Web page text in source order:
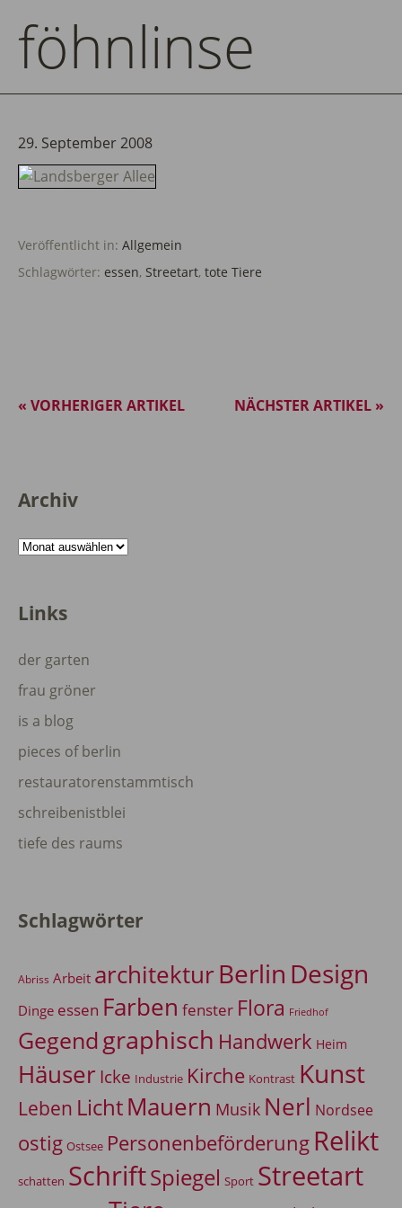
föhnlinse
29. September 2008
Veröffentlicht in: Allgemein
Schlagwörter: essen, Streetart, tote Tiere
NÄCHSTER ARTIKEL »
« VORHERIGER ARTIKEL
Archiv
Archiv
Links
der garten
frau gröner
is a blog
pieces of berlin
restauratorenstammtisch
schreibenistblei
tiefe des raums
Schlagwörter
Abriss Arbeit architekturBerlin Design
Dinge essen Farben fenster Flora Friedhof
Gegendgraphisch Handwerk Heim
Häuser Icke Industrie Kirche Kontrast Kunst
Leben LichtMauern Musik Nerl Nordsee
ostig Ostsee Personenbeförderung Relikt
schatten SchriftSpiegel Sport Streetart